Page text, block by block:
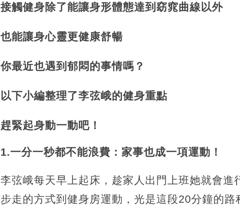
接觸健身除了能讓身形體態達到窈窕曲線以外
也能讓身心靈更健康舒暢
你最近也遇到郁悶的事情嗎？
以下小編整理了李弦峨的健身重點
趕緊起身動一動吧！
1.一分一秒都不能浪費：家事也成一項運動！
李弦峨每天早上起床，趁家人出門上班她就會
步走的方式到健身房運動，光是這段20分鐘的